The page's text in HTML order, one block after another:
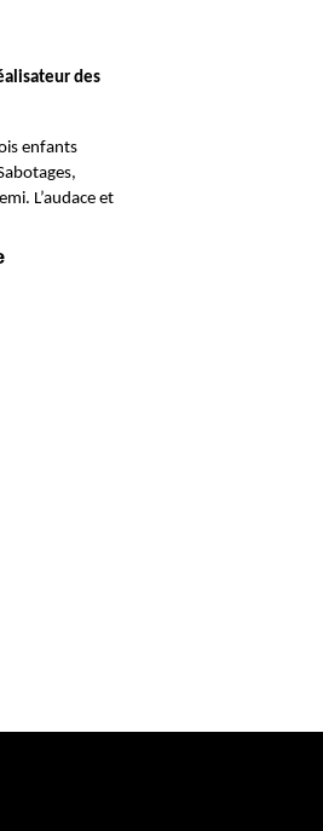
Adaptation des deux premiers tomes de la BD signée Vincent Dugomier et Benoît Ers par le réalisateur des
enfants
L’audace et